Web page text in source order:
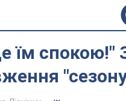
їм спокою!"